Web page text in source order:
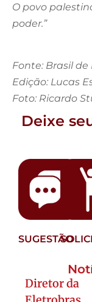
O povo
poder.”
Fonte: Brasil de
Edição: Lucas
Foto: Ricardo
Deixe
SUGESTÃO
Diretor da